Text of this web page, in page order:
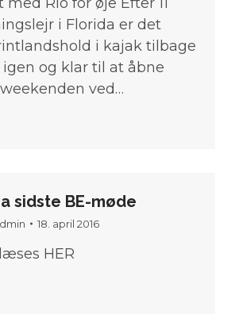
i Florida er det
i kajak tilbage
og klar til at åbne
ved…
sidste BE-møde
18. april 2016
HER